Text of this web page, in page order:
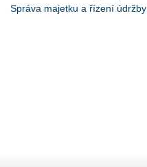
Správa majetku a řízení údržby